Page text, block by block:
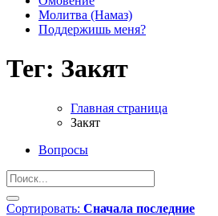
Молитва (Намаз)
Поддержишь меня?
Тег: Закят
Главная страница
Закят
Вопросы
Сортировать: Сначала последние